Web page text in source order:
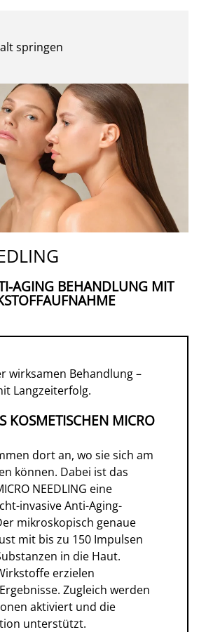
springen
AGING BEHANDLUNG MIT
wirksamen Behandlung –
Langzeiterfolg.
KOSMETISCHEN MICRO
dort an, wo sie sich am
können. Dabei ist das
NEEDLING eine
invasive Anti-Aging-
mikroskopisch genaue
mit bis zu 150 Impulsen
in die Haut.
erzielen
Zugleich werden
aktiviert und die
unterstützt.